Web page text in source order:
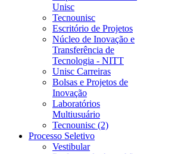
Unisc
Tecnounisc
Escritório de Projetos
Núcleo de Inovação e
Transferência de
Tecnologia - NITT
Unisc Carreiras
Bolsas e Projetos de
Inovação
Laboratórios
Multiusuário
Tecnounisc (2)
Processo Seletivo
Vestibular